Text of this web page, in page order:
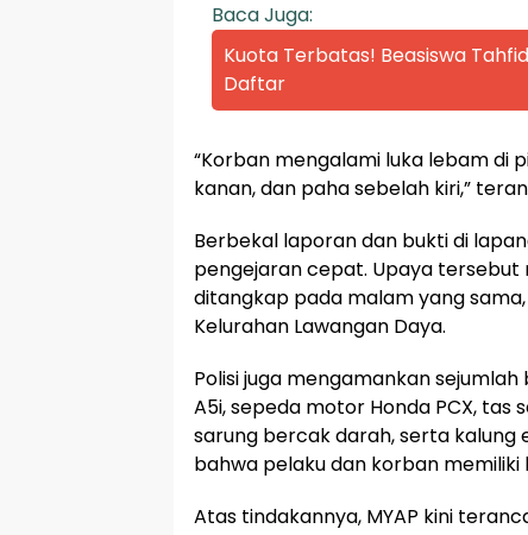
Baca Juga:
Kuota Terbatas! Beasiswa
Daftar
“Korban mengalami luka lebam di
kanan, dan paha sebelah kiri,”
Berbekal laporan dan bukti di
pengejaran cepat. Upaya
ditangkap pada malam yang sama,
Kelurahan Lawangan Daya.
Polisi juga mengamankan
A5i, sepeda motor Honda PCX, tas
sarung bercak darah, serta kalung
bahwa pelaku dan korban memiliki
Atas tindakannya, MYAP kini